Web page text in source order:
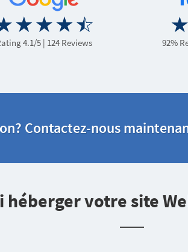
4.1/5 | 124 Reviews 92%
Contactez-nous
votre site